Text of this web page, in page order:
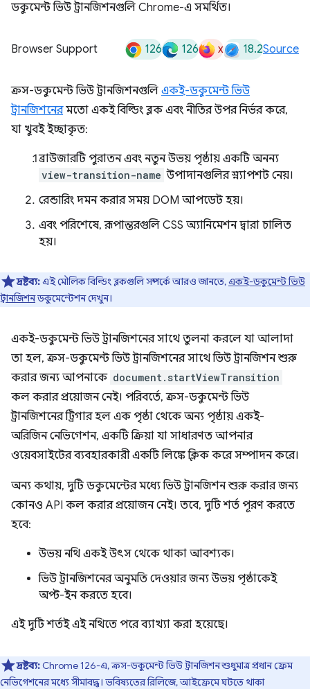
ডকুমেন্ট ভিউ ট্রানজিশনগুলি Chrome-এ সমর্থিত।
Browser Support 126 126 x 18.2Source
ক্রস-ডকুমেন্ট ভিউ ট্রানজিশনগুলি একই-ডকুমেন্ট ভিউ
ট্রানজিশনেরমতো একই বিল্ডিং ব্লক এবং নীতির উপর নির্ভর করে,
যা খুবই ইচ্ছাকৃত:
ব্রাউজারটি পুরাতন এবং নতুন উভয় পৃষ্ঠায় একটি অনন্য
view-transition-name উপাদানগুলির স্ন্যাপশট নেয়।
রেন্ডারিং দমন করার সময় DOM আপডেট হয়।
এবং পরিশেষে, রূপান্তরগুলি CSS অ্যানিমেশন দ্বারা চালিত
হয়।
দ্রষ্টব্য:এই মৌলিক বিল্ডিং ব্লকগুলি সম্পর্কে আরও জানতে,একই-ডকুমেন্ট ভিউ
ট্রানজিশনডকুমেন্টেশন দেখুন।
একই-ডকুমেন্ট ভিউ ট্রানজিশনের সাথে তুলনা করলে যা আলাদা
তা হল, ক্রস-ডকুমেন্ট ভিউ ট্রানজিশনের সাথে ভিউ ট্রানজিশন শুরু
করার জন্য আপনাকে document.startViewTransition
কল করার প্রয়োজন নেই। পরিবর্তে, ক্রস-ডকুমেন্ট ভিউ
ট্রানজিশনের ট্রিগার হল এক পৃষ্ঠা থেকে অন্য পৃষ্ঠায় একই-
অরিজিন নেভিগেশন, একটি ক্রিয়া যা সাধারণত আপনার
ওয়েবসাইটের ব্যবহারকারী একটি লিঙ্কে ক্লিক করে সম্পাদন করে।
অন্য কথায়, দুটি ডকুমেন্টের মধ্যে ভিউ ট্রানজিশন শুরু করার জন্য
কোনও API কল করার প্রয়োজন নেই। তবে, দুটি শর্ত পূরণ করতে
হবে:
উভয় নথি একই উৎস থেকে থাকা আবশ্যক।
ভিউ ট্রানজিশনের অনুমতি দেওয়ার জন্য উভয় পৃষ্ঠাকেই
অপ্ট-ইন করতে হবে।
এই দুটি শর্তই এই নথিতে পরে ব্যাখ্যা করা হয়েছে।
দ্রষ্টব্য: Chrome 126-এ, ক্রস-ডকুমেন্ট ভিউ ট্রানজিশন শুধুমাত্র প্রধান ফ্রেম
নেভিগেশনের মধ্যে সীমাবদ্ধ। ভবিষ্যতের রিলিজে, আইফ্রেমে ঘটতে থাকা